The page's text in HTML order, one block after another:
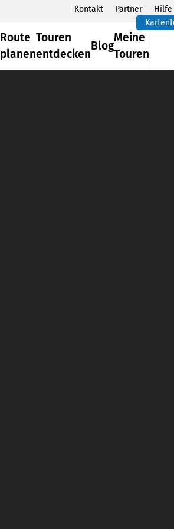
Kontakt Partner Hilfe
Route
planen
Touren
entdecken
Blog
Meine
Touren